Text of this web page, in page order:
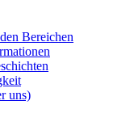
Bereichen
uns)